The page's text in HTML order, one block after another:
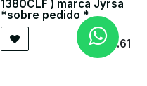
1380CLF ) marca Jyrsa
*sobre pedido *
$34.61